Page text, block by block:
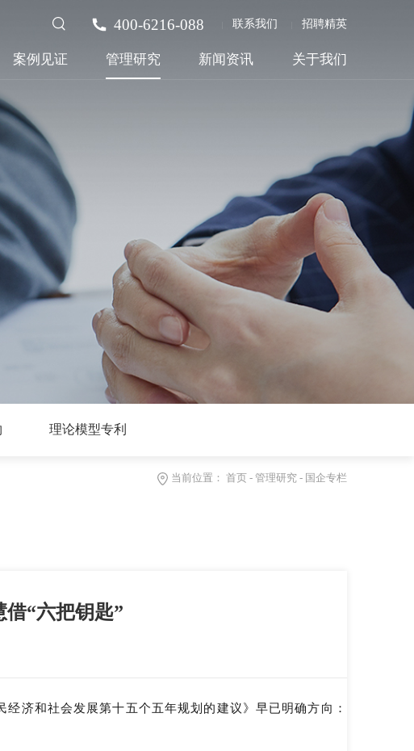
400-6216-088 联系我们 招聘精英
案例见证 管理研究 新闻资讯 关于我们
理论模型专利
当前位置： 首页- 管理研究- 国企专栏
“六把钥匙”
济和社会发展第十五个五年规划的建议》早已明确方向：